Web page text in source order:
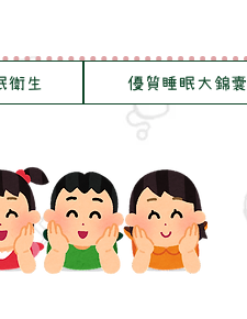
衛生 優質睡眠大錦囊